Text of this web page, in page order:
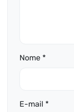
Nome *
E-mail *